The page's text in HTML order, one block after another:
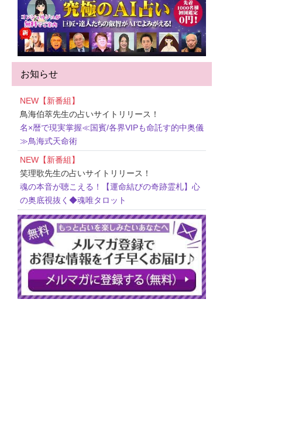
お知らせ
NEW【新番組】
鳥海伯萃先生の占いサイトリリース！
名×暦で現実掌握≪国賓/各界VIPも命託す的中奥儀
≫鳥海式天命術
NEW【新番組】
笑理歌先生の占いサイトリリース！
魂の本音が聴こえる！【運命結びの奇跡霊札】心
の奥底視抜く◆魂唯タロット